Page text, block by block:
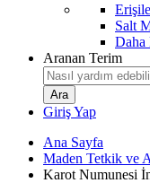
Salt
Daha
Aranan Terim
Giriş Yap
Ana Sayfa
Maden Tetkik ve
Karot Numunesi